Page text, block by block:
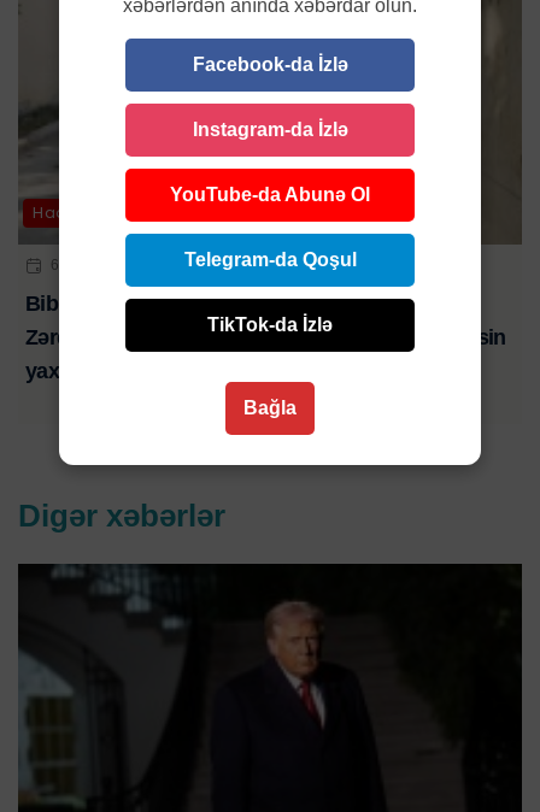
Hadisə
6 AVQ 2026 | 21:01
Bibim həkim səhlənkarlığının qurbanı oldu-
Zərdabda baş verən ağır yol qəzasında ölən şəxsin
yaxını şikayət edib-VİDEO
Digər xəbərlər
xəbərlərdən anında xəbərdar olun.
Facebook-da İzlə
Instagram-da İzlə
YouTube-da Abunə Ol
Telegram-da Qoşul
TikTok-da İzlə
Bağla